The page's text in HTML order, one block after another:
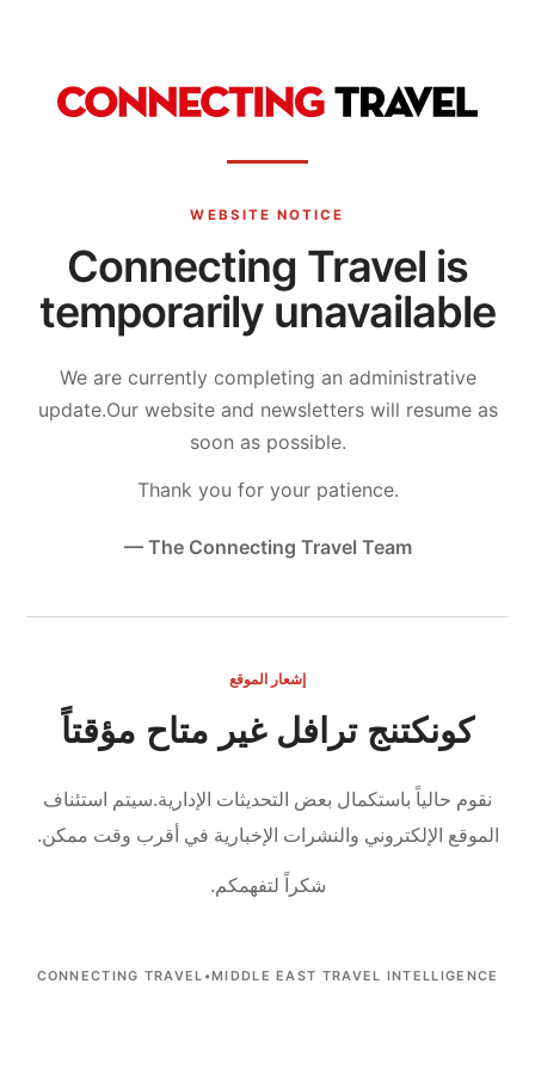
WEBSITE NOTICE
Connecting Travel is
temporarily unavailable
We are currently completing an administrative
update.Our website and newsletters will resume as
soon as possible.
Thank you for your patience.
— The Connecting Travel Team
إشعار الموقع
كونكتنج ترافل غير متاح مؤقتاً
نقوم حالياً باستكمال بعض التحديثات الإدارية.سيتم استئناف
الموقع الإلكتروني والنشرات الإخبارية في أقرب وقت ممكن.
شكراً لتفهمكم.
CONNECTING TRAVEL •MIDDLE EAST TRAVEL INTELLIGENCE